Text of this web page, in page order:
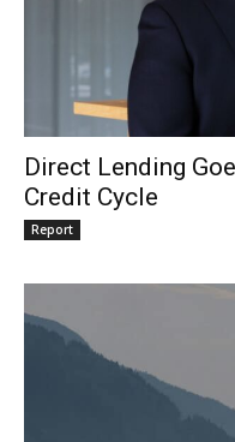
Direct Lending
Credit Cycle
Report